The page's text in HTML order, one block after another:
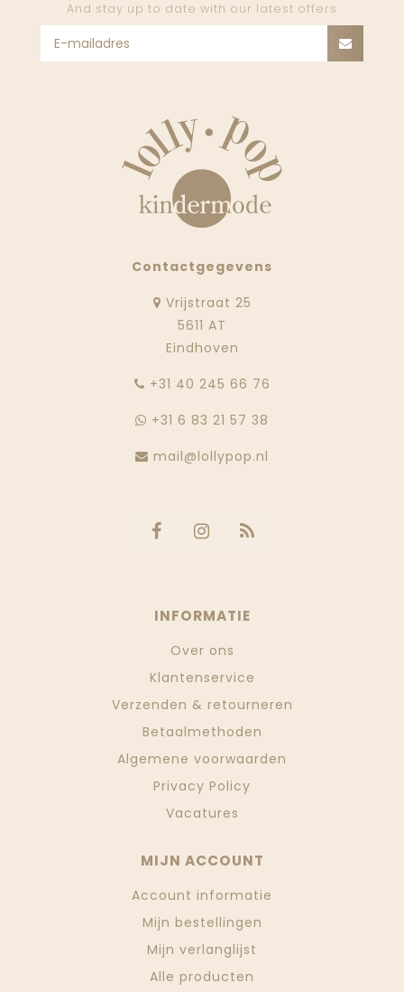
And stay up to date with our latest offers
Contactgegevens
Vrijstraat 25
5611 AT
Eindhoven
‭+31 40 245 66 76
+31 6 83 21 57 38
mail@lollypop.nl
INFORMATIE
Over ons
Klantenservice
Verzenden & retourneren
Betaalmethoden
Algemene voorwaarden
Privacy Policy
Vacatures
MIJN ACCOUNT
Account informatie
Mijn bestellingen
Mijn verlanglijst
Alle producten